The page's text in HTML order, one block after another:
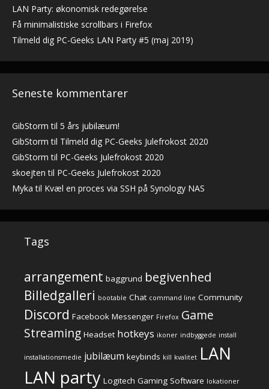
LAN Party: økonomisk redegørelse
Få minimalistiske scrollbars i Firefox
Tilmeld dig PC-Geeks LAN Party #5 (maj 2019)
Seneste kommentarer
GibStorm til 5 års jubilæum!
GibStorm til Tilmeld dig PC-Geeks Julefrokost 2020
GibStorm til PC-Geeks Julefrokost 2020
skoejten til PC-Geeks Julefrokost 2020
Myka til Kvæl en proces via SSH på Synology NAS
Tags
arrangement baggrund begivenhed
Billedgalleri bootable Chat command line Community
Discord Facebook Messenger Firefox Game
Streaming Headset hotkeys ikoner indbyggede install
installationsmedie jubilæum keybinds kill kvalitet LAN
LAN party Logitech Gaming Software lokationer